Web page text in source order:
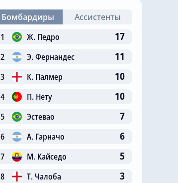
Бомбардиры
Ассистенты
1
Ж. Педро 17
2 Э. Фернандес 11
3 К. Палмер 10
4 П. Нету 10
5 Эстевао 7
6 А. Гарначо 6
7 М. Кайседо 5
8 Т. Чалоба 3